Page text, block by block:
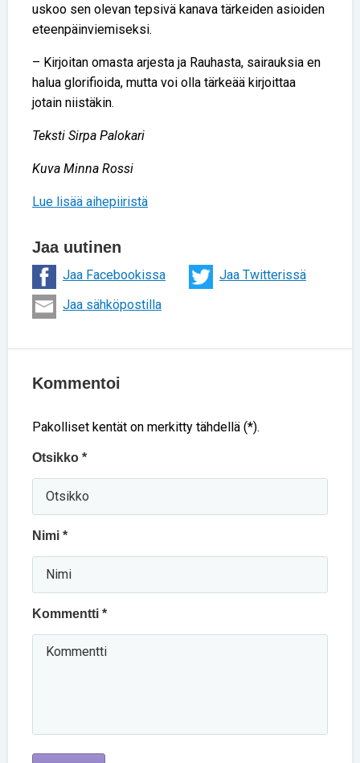
uskoo sen olevan tepsivä kanava tärkeiden asioiden
eteenpäinviemiseksi.
– Kirjoitan omasta arjesta ja Rauhasta, sairauksia en
halua glorifioida, mutta voi olla tärkeää kirjoittaa
jotain niistäkin.
Teksti Sirpa Palokari
Kuva Minna Rossi
Lue lisää aihepiiristä
Jaa uutinen
Jaa Facebookissa
Jaa Twitterissä
Jaa sähköpostilla
Kommentoi
Pakolliset kentät on merkitty tähdellä (*).
Otsikko *
Nimi *
Kommentti *